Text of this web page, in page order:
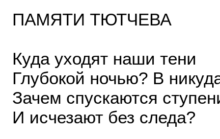
ПАМЯТИ ТЮТЧЕВА
Куда уходят наши тени
Глубокой ночью? В
Зачем спускаются
И исчезают без следа?